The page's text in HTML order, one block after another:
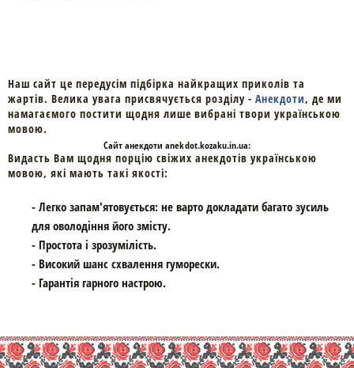
Наш сайт це передусім підбірка найкращих приколів та
жартів. Велика увага присвячується розділу - Анекдоти, де ми
намагаємого постити щодня лише вибрані твори українською
мовою.
Cайтанекдоти anekdot.kozaku.in.ua:
Видасть Вам щодня порцію свіжих анекдотів українською
мовою, які мають такі якості:
- Легко запам'ятовується: не варто докладати багато зусиль
для оволодіння його змісту.
- Простота і зрозумілість.
- Високий шанс схвалення гуморески.
- Гарантія гарного настрою.